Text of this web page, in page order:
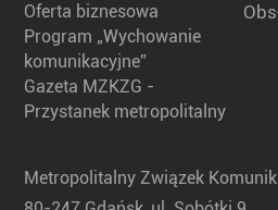
Oferta biznesowa
Program „Wychowanie
komunikacyjne”
Gazeta MZKZG -
Przystanek metropolitalny
Metropolitalny Związek